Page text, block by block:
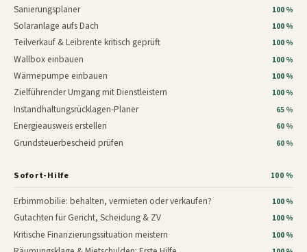
Sanierungsplaner 100 %
Solaranlage aufs Dach 100 %
Teilverkauf & Leibrente kritisch geprüft 100 %
Wallbox einbauen 100 %
Wärmepumpe einbauen 100 %
Zielführender Umgang mit Dienstleistern 100 %
Instandhaltungsrücklagen-Planer 65 %
Energieausweis erstellen 60 %
Grundsteuerbescheid prüfen 60 %
Sofort-Hilfe 100 %
Erbimmobilie: behalten, vermieten oder verkaufen? 100 %
Gutachten für Gericht, Scheidung & ZV 100 %
Kritische Finanzierungssituation meistern 100 %